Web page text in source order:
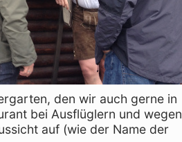
den wir auch gerne in
bei Ausflüglern und wegen
auf (wie der Name der